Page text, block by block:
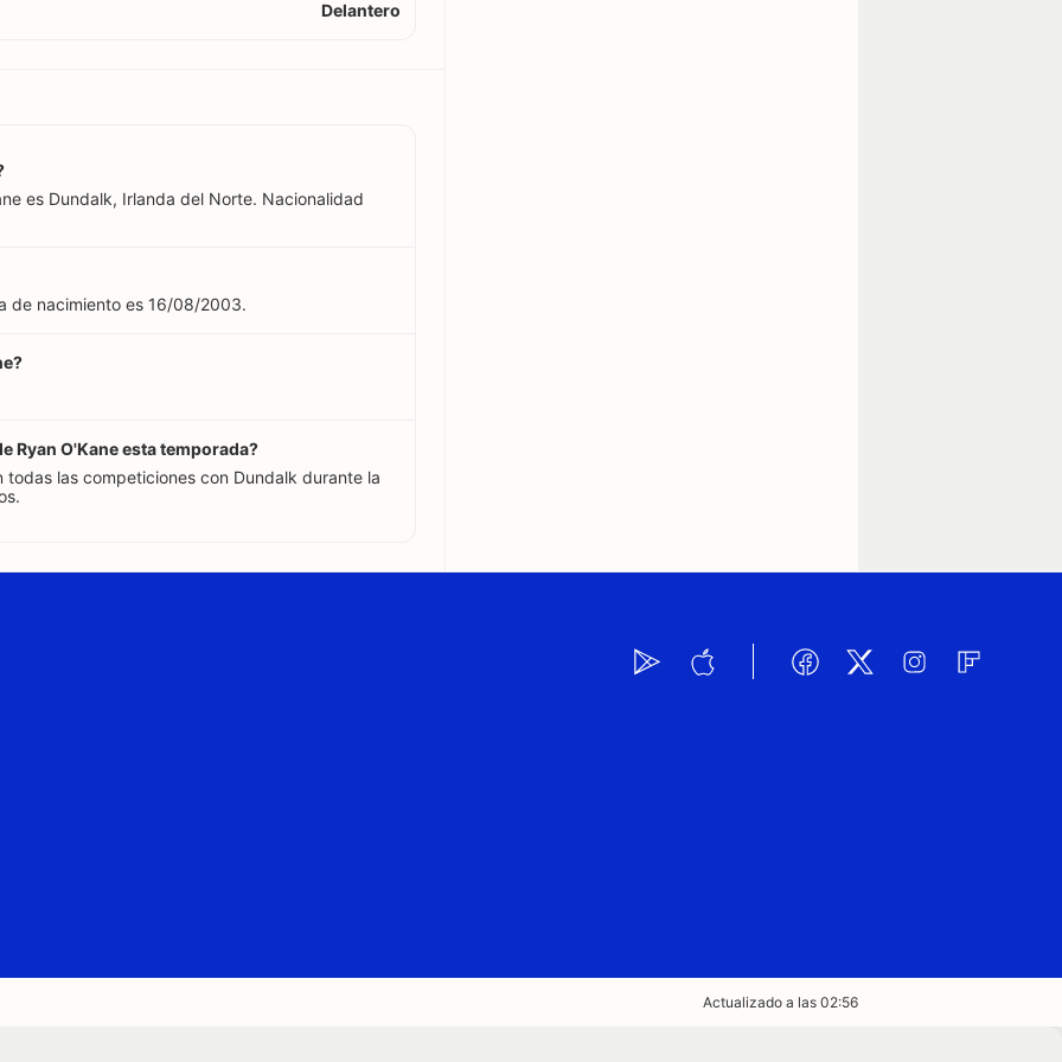
Delantero
es Dundalk, Irlanda del Norte. Nacionalidad
de nacimiento es 16/08/2003.
Ryan O'Kane esta temporada?
todas las competiciones con Dundalk durante la
Actualizado a las 02:56